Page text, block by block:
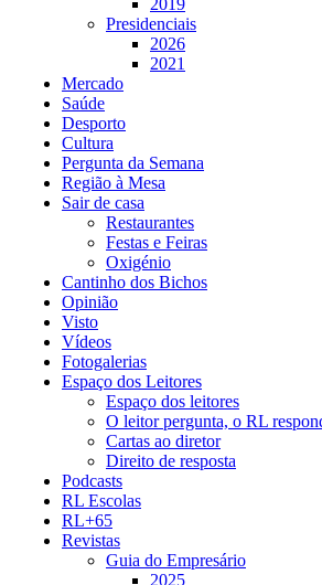
Presidenciais
2026
2021
Mercado
Saúde
Desporto
Cultura
Pergunta da Semana
Região à Mesa
Sair de casa
Restaurantes
Festas e Feiras
Oxigénio
Cantinho dos Bichos
Opinião
Visto
Vídeos
Fotogalerias
Espaço dos Leitores
Espaço dos leitores
O leitor pergunta, o RL
Cartas ao diretor
Direito de resposta
Podcasts
RL Escolas
RL+65
Revistas
Guia do Empresário
2025